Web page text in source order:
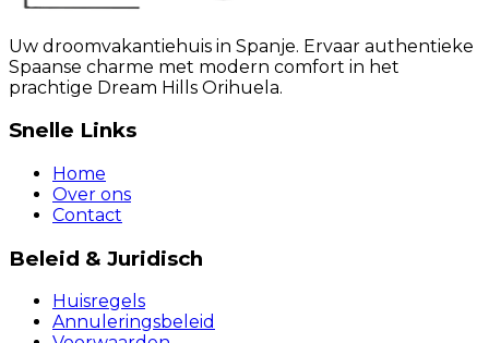
Uw droomvakantiehuis in Spanje. Ervaar authentieke
Spaanse charme met modern comfort in het
prachtige Dream Hills Orihuela.
Snelle Links
Home
Over ons
Contact
Beleid & Juridisch
Huisregels
Annuleringsbeleid